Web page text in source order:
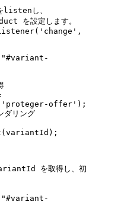
を設定します。
( 'change'
"#variant-
'proteger-offer' );
ンダリング
(variantId);
"#variant-